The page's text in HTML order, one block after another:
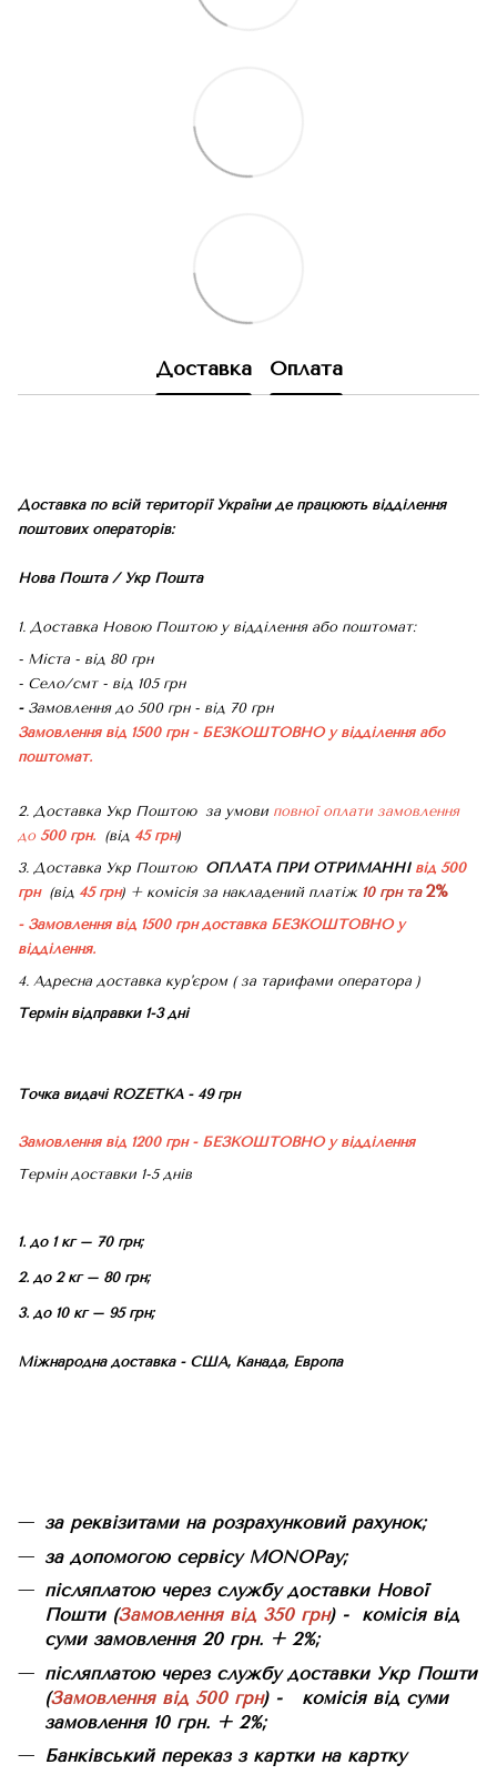
Доставка Оплата
Доставка по всій території України де працюють відділення
поштових операторів:
Нова Пошта / Укр Пошта
1. Доставка Новою Поштою у відділення або поштомат:
- Міста - від 80 грн
- Село/смт - від 105 грн
-Замовлення до 500 грн - від 70 грн
Замовлення від 1500 грн - БЕЗКОШТОВНО у відділення або
поштомат.
2. Доставка Укр Поштою за умови повної оплати замовлення
до 500 грн. (від 45 грн)
3. Доставка Укр ПоштоюОПЛАТА ПРИ ОТРИМАННІ від 500
грн (від 45 грн) + комісія за накладений платіж 10 грн та 2%
- Замовлення від 1500 грн доставка БЕЗКОШТОВНО у
відділення.
4. Адресна доставка кур'єром ( за тарифами оператора )
Термін відправки 1-3 дні
Точка видачі ROZETKA - 49 грн
Замовлення від 1200 грн - БЕЗКОШТОВНО у відділення
Термін доставки 1-5 днів
1. до 1 кг – 70 грн;
2. до 2 кг – 80 грн;
3. до 10 кг – 95 грн;
Міжнародна доставка - США, Канада, Европа
за реквізитами на розрахунковий рахунок;
за допомогою сервісу MONOPay;
післяплатою через службу доставки Нової
Пошти (Замовлення від 350 грн) - комісія від
суми замовлення 20 грн. + 2%;
післяплатою через службу доставки Укр Пошти
(Замовлення від 500 грн) - комісія від суми
замовлення 10 грн. + 2%;
Банківський переказ з картки на картку